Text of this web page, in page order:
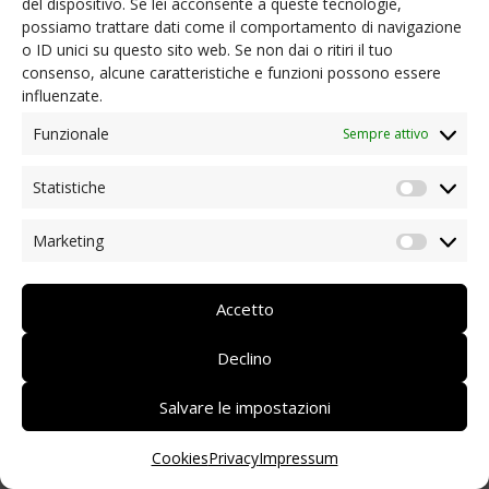
possiamo trattare dati come il comportamento di navigazione
o ID unici su questo sito web. Se non dai o ritiri il tuo
consenso, alcune caratteristiche e funzioni possono essere
influenzate.
Funzionale
Sempre attivo
Statistiche
Marketing
Accetto
Declino
Salvare le impostazioni
CookiesPrivacyImpressum
Ehrenamt
19.06.2020 | Videoclip:
01.06.2020 | Videoclip für den Neustart:
Lebensmittelexpertin:, und Dieter Frickel:
Organisation nach der Corona-Krise
01.06.2020 | Videoclip für den Neustart für
Veranstaltungen – Interview mit Stefan
Viehweider, Weißes Kreuz: Die Rolle des
Weißen Kreuzes bei Veranstaltungen